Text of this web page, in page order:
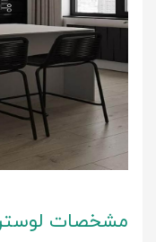
مشخصات